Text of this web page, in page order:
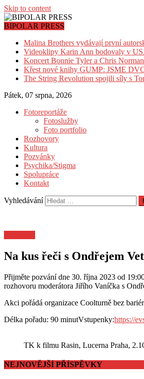
Skip to content
BIPOLAR PRESS
Malina Brothers vydávají první
Videoklipy Karin Ann bodovaly v
Koncert Bonnie Tyler a Chris Norman
Křest nové knihy GUMP: JSME
The String Revolution spojili síly s
Pátek, 07 srpna, 2026
Fotoreportáže
Fotoslužby
Foto portfolio
Rozhovory
Kultura
Pozvánky
Psychika/Stigma
Spolupráce
Kontakt
Vyhledávání
Na kus řeči s Ondřejem
Přijměte pozvání dne 30. října 2023 od
rozhovoru moderátora Jiřího Vaníčka s
Akci pořádá organizace Coolturně bez
Délka pořadu: 90 minutVstupenky:https://
TK k filmu Rasin, Lucerna Praha,
NEJNOVĚJŠÍ PŘÍSPĚVKY